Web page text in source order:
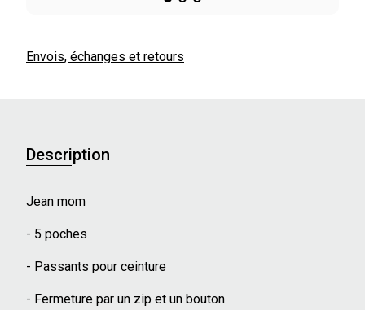
Envois, échanges et retours
Description
Jean mom
- 5 poches
- Passants pour ceinture
- Fermeture par un zip et un bouton